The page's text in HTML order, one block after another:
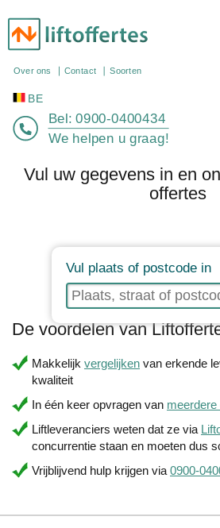
Over ons
BE
Bel: 0900-0400434
We helpen u graag!
Vul uw gegevens in en
offertes
Vul plaats of postcode in
De voordelen van
Makkelijk vergelijken van erkende
kwaliteit
In één keer opvragen van meerdere
Liftleveranciers weten dat ze via
concurrentie staan en moeten dus
Vrijblijvend hulp krijgen via 0900-